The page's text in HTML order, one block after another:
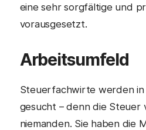
eine sehr sorgfältige und
vorausgesetzt.
Arbeitsumfeld
Steuerfachwirte werden
gesucht – denn die Steuer
niemanden. Sie haben die